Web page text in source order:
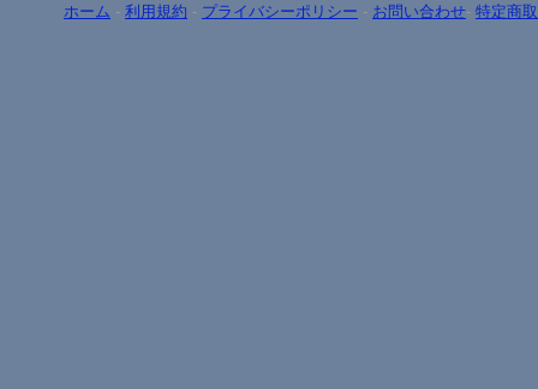
ホーム - 利用規約 - プライバシーポリシー - お問い合わせ- 特定商